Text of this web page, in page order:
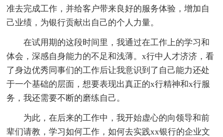
准去完成工作，并给客户带来良好的服务体验，增加自
己业绩，为银行贡献出自己的个人力量。
在试用期的这段时间里，我通过在工作上的学习和
体会，深感自身能力的不足和浅薄。x行中人才济济，看
了身边优秀同事们的工作后让我意识到了自己能力还处
于一个基础的层面，想要表现出真正的x行精神和x行服
务，我还需要不断的磨练自己。
为此，在后来的工作中，我开始虚心的向领导和前
辈们请教，学习如何工作，如何去实践xx银行的企业文